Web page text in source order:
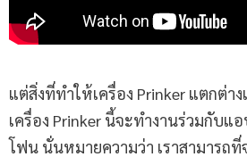
แต่สิ่งที่ทำให้เครื่อง Prinker แตกต่า
เครื่อง Prinker นี้จะทำงานร่วมกับ
โฟน นั่นหมายความว่า เราสามารถที่